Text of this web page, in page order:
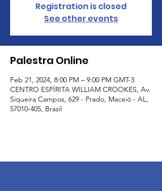
Registration is closed
See other events
Palestra Online
Feb 21, 2024, 8:00 PM – 9:00 PM GMT-3
CENTRO ESPÍRITA WILLIAM CROOKES, Av.
Siqueira Campos, 629 - Prado, Maceió - AL,
57010-405, Brazil